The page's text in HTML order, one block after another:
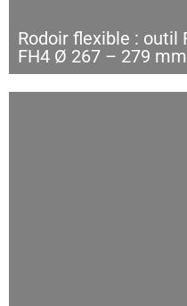
Rodoir flexible : outil
FH4 Ø 267 – 279